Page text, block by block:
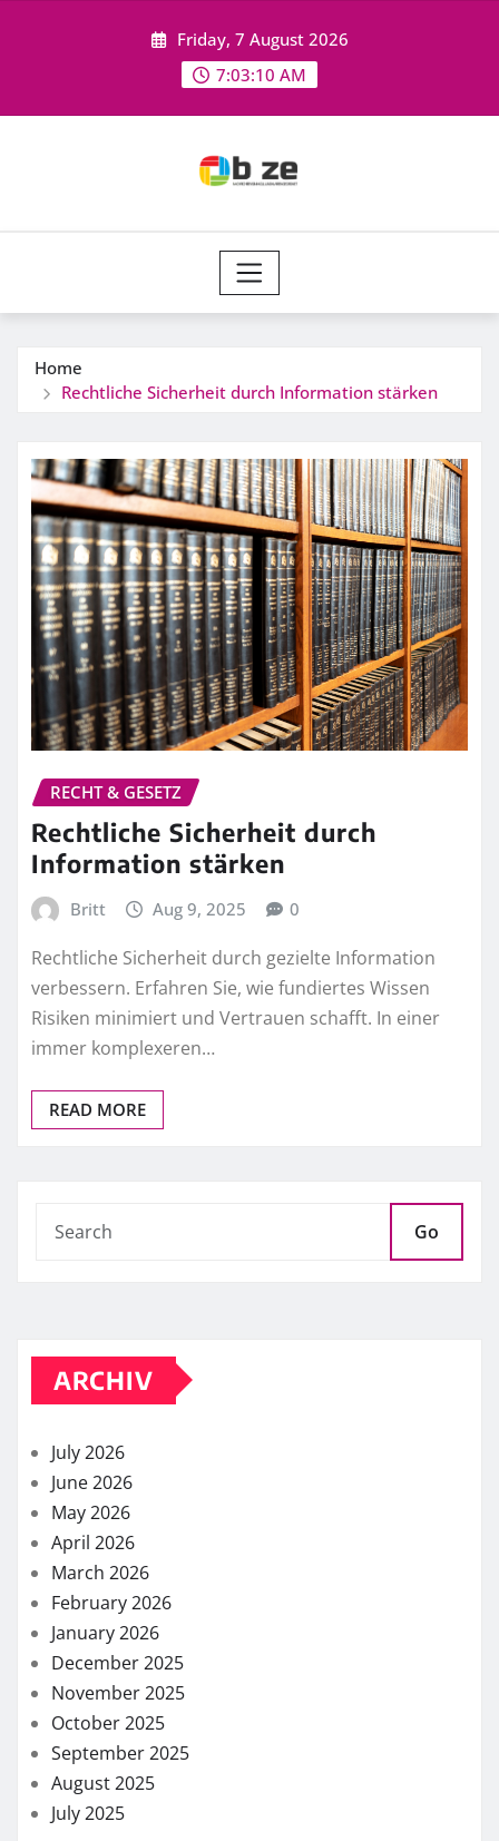
Friday, 7 August 2026
7:03:10 AM
Home
Rechtliche Sicherheit durch Information stärken
RECHT & GESETZ
Rechtliche Sicherheit durch
Information stärken
Britt Aug 9, 2025 0
Rechtliche Sicherheit durch gezielte Information
verbessern. Erfahren Sie, wie fundiertes Wissen
Risiken minimiert und Vertrauen schafft. In einer
immer komplexeren…
READ MORE
Go
ARCHIV
July 2026
June 2026
May 2026
April 2026
March 2026
February 2026
January 2026
December 2025
November 2025
October 2025
September 2025
August 2025
July 2025